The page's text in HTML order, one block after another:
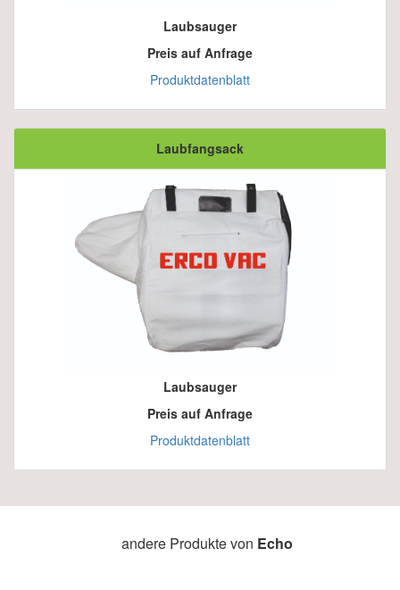
Laubsauger
Preis auf Anfrage
Produktdatenblatt
Laubfangsack
Laubsauger
Preis auf Anfrage
Produktdatenblatt
andere Produkte von Echo